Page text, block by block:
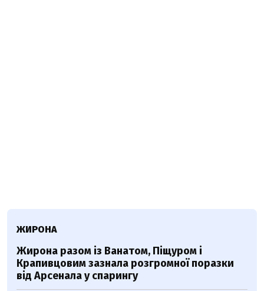
ЖИРОНА
Жирона разом із Ванатом, Піщуром і
Крапивцовим зазнала розгромної поразки
від Арсенала у спарингу